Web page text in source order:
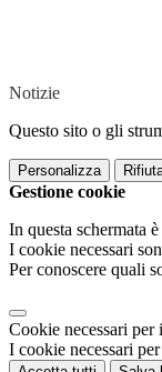
Notizie
Questo sito o gli
Personalizza
Gestione cookie
In questa schermata
I cookie necessari
Per conoscere quali
Cookie necessari
I cookie necessari